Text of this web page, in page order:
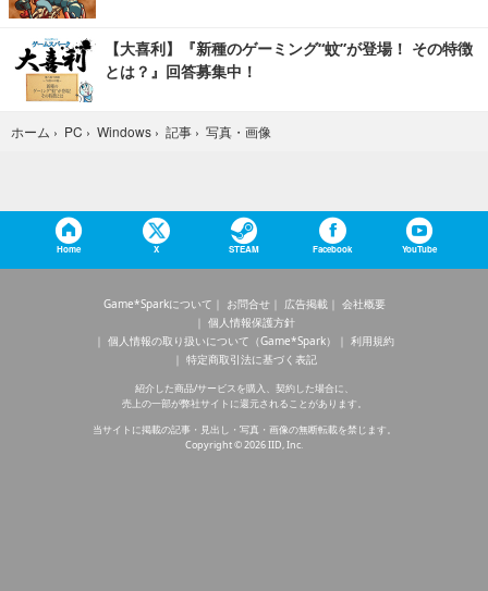
【大喜利】『新種のゲーミング“蚊”が登場！ その特徴
とは？』回答募集中！
ホーム › PC › Windows › 記事 › 写真・画像
Home X STEAM Facebook YouTube
Game*Sparkについて お問合せ 広告掲載
会社概要
個人情報保護方針
個人情報の取り扱いについて（Game*Spark）
利用規約
特定商取引法に基づく表記
紹介した商品/サービスを購入、契約した場合に、
売上の一部が弊社サイトに還元されることがあります。
当サイトに掲載の記事・見出し・写真・画像の無断転載を禁じます。
Copyright © 2026 IID, Inc.